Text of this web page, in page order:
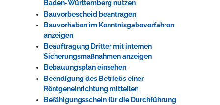
Baden-Württemberg nutzen
Bauvorbescheid beantragen
Bauvorhaben im Kenntnisgabeverfahren
anzeigen
Beauftragung Dritter mit internen
Sicherungsmaßnahmen anzeigen
Bebauungsplan einsehen
Beendigung des Betriebs einer
Röntgeneinrichtung mitteilen
Befähigungsschein für die Durchführung